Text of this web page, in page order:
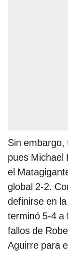
Sin embargo,
pues Michael
el
global 2-2.
definirse en
terminó 5-4 a
fallos de
Aguirre para